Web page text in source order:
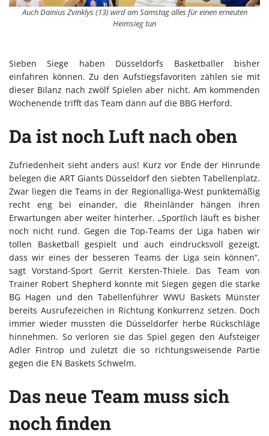
Auch Dainius Zvinklys (13) wird am Samstag alles für einen erneuten
Heimsieg tun
Sieben Siege haben Düsseldorfs Basketballer bisher
einfahren können. Zu den Aufstiegsfavoriten zählen sie mit
dieser Bilanz nach zwölf Spielen aber nicht. Am kommenden
Wochenende trifft das Team dann auf die BBG Herford.
Da ist noch Luft nach oben
Zufriedenheit sieht anders aus! Kurz vor Ende der Hinrunde
belegen die ART Giants Düsseldorf den siebten Tabellenplatz.
Zwar liegen die Teams in der Regionalliga-West punktemäßig
recht eng bei einander, die Rheinländer hängen ihren
Erwartungen aber weiter hinterher. „Sportlich läuft es bisher
noch nicht rund. Gegen die Top-Teams der Liga haben wir
tollen Basketball gespielt und auch eindrucksvoll gezeigt,
dass wir eines der besseren Teams der Liga sein können“,
sagt Vorstand-Sport Gerrit Kersten-Thiele. Das Team von
Trainer Robert Shepherd konnte mit Siegen gegen die starke
BG Hagen und den Tabellenführer WWU Baskets Münster
bereits Ausrufezeichen in Richtung Konkurrenz setzen. Doch
immer wieder mussten die Düsseldorfer herbe Rückschläge
hinnehmen. So verloren sie das Spiel gegen den Aufsteiger
Adler Fintrop und zuletzt die so richtungsweisende Partie
gegen die EN Baskets Schwelm.
Das neue Team muss sich
noch finden